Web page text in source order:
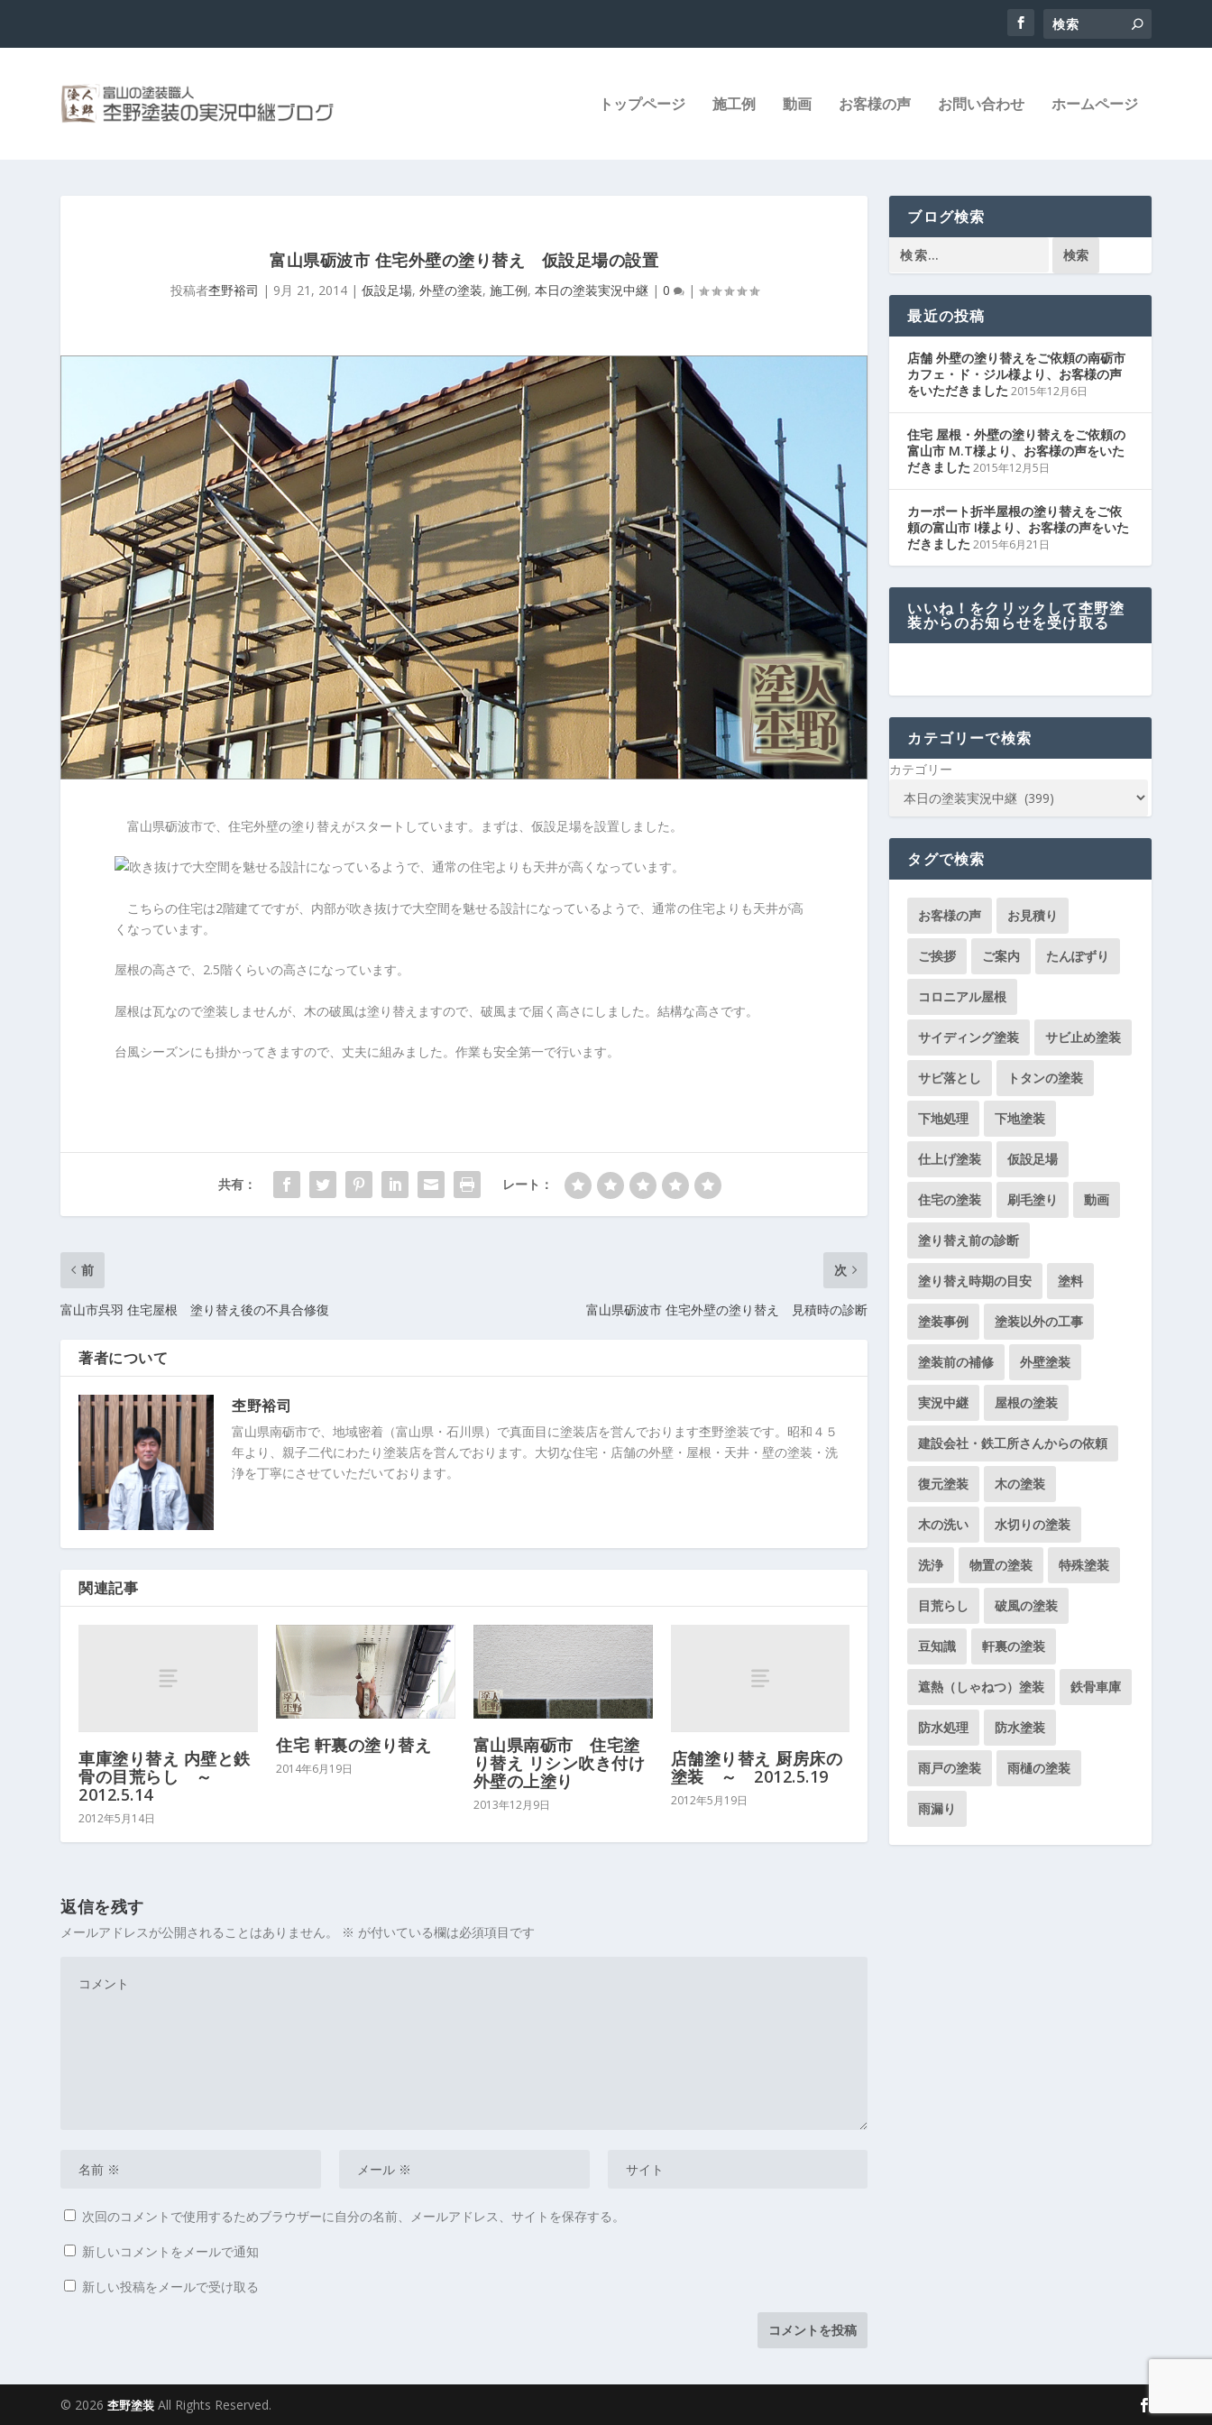
トップページ 施工例 動画 お客様の声 お問い合わせ ホームページ
富山県砺波市 住宅外壁の塗り替え 仮設足場の設置
投稿者杢野裕司 | 9月 21, 2014| 仮設足場, 外壁の塗装, 施工例, 本日の塗装実況中継 | 0 |
富山県砺波市で、住宅外壁の塗り替えがスタートしています。まずは、仮設足場を設置しました。
こちらの住宅は2階建てですが、内部が吹き抜けで大空間を魅せる設計になっているようで、通常の住宅よりも天井が高
くなっています。
屋根の高さで、2.5階くらいの高さになっています。
屋根は瓦なので塗装しませんが、木の破風は塗り替えますので、破風まで届く高さにしました。結構な高さです。
台風シーズンにも掛かってきますので、丈夫に組みました。作業も安全第一で行います。
共有： レート：
前
富山市呉羽 住宅屋根 塗り替え後の不具合修復
次
富山県砺波市 住宅外壁の塗り替え 見積時の診断
著者について
杢野裕司
富山県南砺市で、地域密着（富山県・石川県）で真面目に塗装店を営んでおります杢野塗装です。昭和４５
年より、親子二代にわたり塗装店を営んでおります。大切な住宅・店舗の外壁・屋根・天井・壁の塗装・洗
浄を丁寧にさせていただいております。
関連記事
車庫塗り替え 内壁と鉄
骨の目荒らし ～
2012.5.14
2012年5月14日
住宅 軒裏の塗り替え
2014年6月19日
富山県南砺市 住宅塗
り替え リシン吹き付け
外壁の上塗り
2013年12月9日
店舗塗り替え 厨房床の
塗装 ～ 2012.5.19
2012年5月19日
返信を残す
メールアドレスが公開されることはありません。 ※ が付いている欄は必須項目です
次回のコメントで使用するためブラウザーに自分の名前、メールアドレス、サイトを保存する。
新しいコメントをメールで通知
新しい投稿をメールで受け取る
ブログ検索
最近の投稿
店舗 外壁の塗り替えをご依頼の南砺市
カフェ・ド・ジル様より、お客様の声
をいただきました 2015年12月6日
住宅 屋根・外壁の塗り替えをご依頼の
富山市 M.T様より、お客様の声をいた
だきました 2015年12月5日
カーポート折半屋根の塗り替えをご依
頼の富山市 I様より、お客様の声をいた
だきました 2015年6月21日
いいね！をクリックして杢野塗
装からのお知らせを受け取る
カテゴリーで検索
カテゴリー
タグで検索
お客様の声 お見積り
ご挨拶 ご案内 たんぽずり
コロニアル屋根
サイディング塗装 サビ止め塗装
サビ落とし トタンの塗装
下地処理 下地塗装
仕上げ塗装 仮設足場
住宅の塗装 刷毛塗り 動画
塗り替え前の診断
塗り替え時期の目安 塗料
塗装事例 塗装以外の工事
塗装前の補修 外壁塗装
実況中継 屋根の塗装
建設会社・鉄工所さんからの依頼
復元塗装 木の塗装
木の洗い 水切りの塗装
洗浄 物置の塗装 特殊塗装
目荒らし 破風の塗装
豆知識 軒裏の塗装
遮熱（しゃねつ）塗装 鉄骨車庫
防水処理 防水塗装
雨戸の塗装 雨樋の塗装
雨漏り
© 2026杢野塗装 All Rights Reserved.